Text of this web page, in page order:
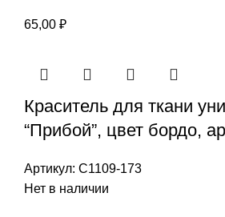
65,00 ₽
Краситель для ткани
“Прибой”, цвет бордо,
Артикул: С1109-173
Нет в наличии